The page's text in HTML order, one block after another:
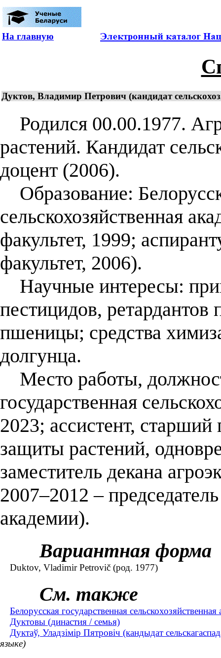
На главную
Дуктов, Владимир Петрович (кандидат
Родился 00.00.1977.
растений. Кандидат
доцент (2006).
Образование:
сельскохозяйственная
факультет, 1999;
факультет, 2006).
Научные интересы:
пестицидов,
пшеницы; средства
долгунца.
Место работы,
государственная
2023; ассистент,
защиты растений,
заместитель декана
2007–2012 –
академии).
Вариантная форма
Duktov, Vladimir Petrovič (род. 1977)
См. также
Белорусская государственная
Дуктовы (династия / семья)
Дуктаў, Уладзімір Пятровіч (кандыдат
языке)